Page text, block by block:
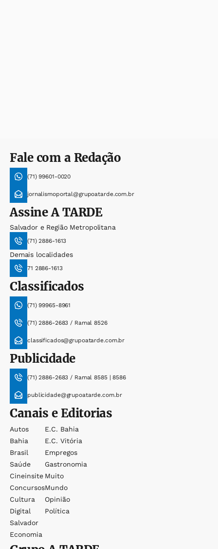
Fale com a Redação
(71) 99601-0020
jornalismoportal@grupoatarde.com.br
AssineA TARDE
Salvador e Região Metropolitana
(71) 2886-1613
Demais localidades
71 2886-1613
Classificados
(71) 99965-8961
(71) 2886-2683 / Ramal 8526
classificados@grupoatarde.com.br
Publicidade
(71) 2886-2683 / Ramal 8585 | 8586
publicidade@grupoatarde.com.br
Canais e Editorias
Autos
Bahia
Brasil
Saúde
Cineinsite
Concursos
Cultura
Digital
Salvador
Economia
E.c. Bahia
E.c. Vitória
Empregos
Gastronomia
Muito
Mundo
Opinião
Política